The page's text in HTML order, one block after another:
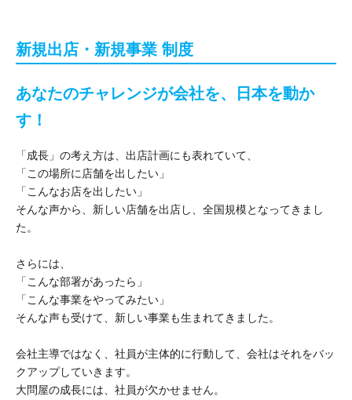
新規出店・新規事業 制度
あなたのチャレンジが会社を、日本を動か
す！
「成長」の考え方は、出店計画にも表れていて、
「この場所に店舗を出したい」
「こんなお店を出したい」
そんな声から、新しい店舗を出店し、全国規模となってきまし
た。
さらには、
「こんな部署があったら」
「こんな事業をやってみたい」
そんな声も受けて、新しい事業も生まれてきました。
会社主導ではなく、社員が主体的に行動して、会社はそれをバッ
クアップしていきます。
大問屋の成長には、社員が欠かせません。